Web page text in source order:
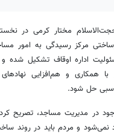
مختار کرمی در
مرکز رسیدگی به امور
اداره اوقاف تشکیل شده
با همکاری و هم‌افزایی
حل شود.
در مدیریت مساجد، تصریح
و مردم باید در روند